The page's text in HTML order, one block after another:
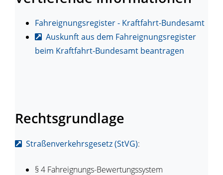
Fahreignungsregister - Kraftfahrt-Bundesamt
Auskunft aus dem Fahreignungsregister
beim Kraftfahrt-Bundesamt beantragen
Rechtsgrundlage
Straßenverkehrsgesetz (StVG):
§ 4 Fahreignungs-Bewertungssystem